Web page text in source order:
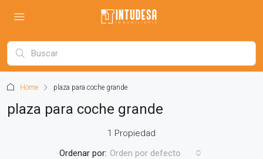
Home plaza para coche grande
plaza para coche grande
1 Propiedad
Ordenar por: Orden por defecto